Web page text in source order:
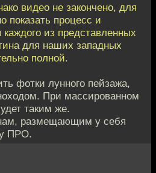
видео не закончено, для
показать процесс и
из представленных
для наших западных
полной.
фотки лунного пейзажа,
При массированном
таким же.
размещающим у себя
ПРО.